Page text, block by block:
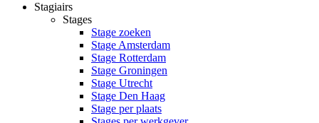
Stagiairs
Stages
Stage zoeken
Stage Amsterdam
Stage Rotterdam
Stage Groningen
Stage Utrecht
Stage Den Haag
Stage per plaats